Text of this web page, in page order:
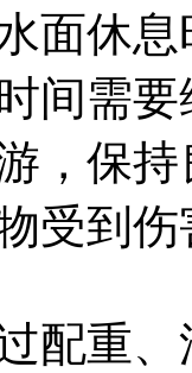
面休
间需
，保
受到伤
配重、